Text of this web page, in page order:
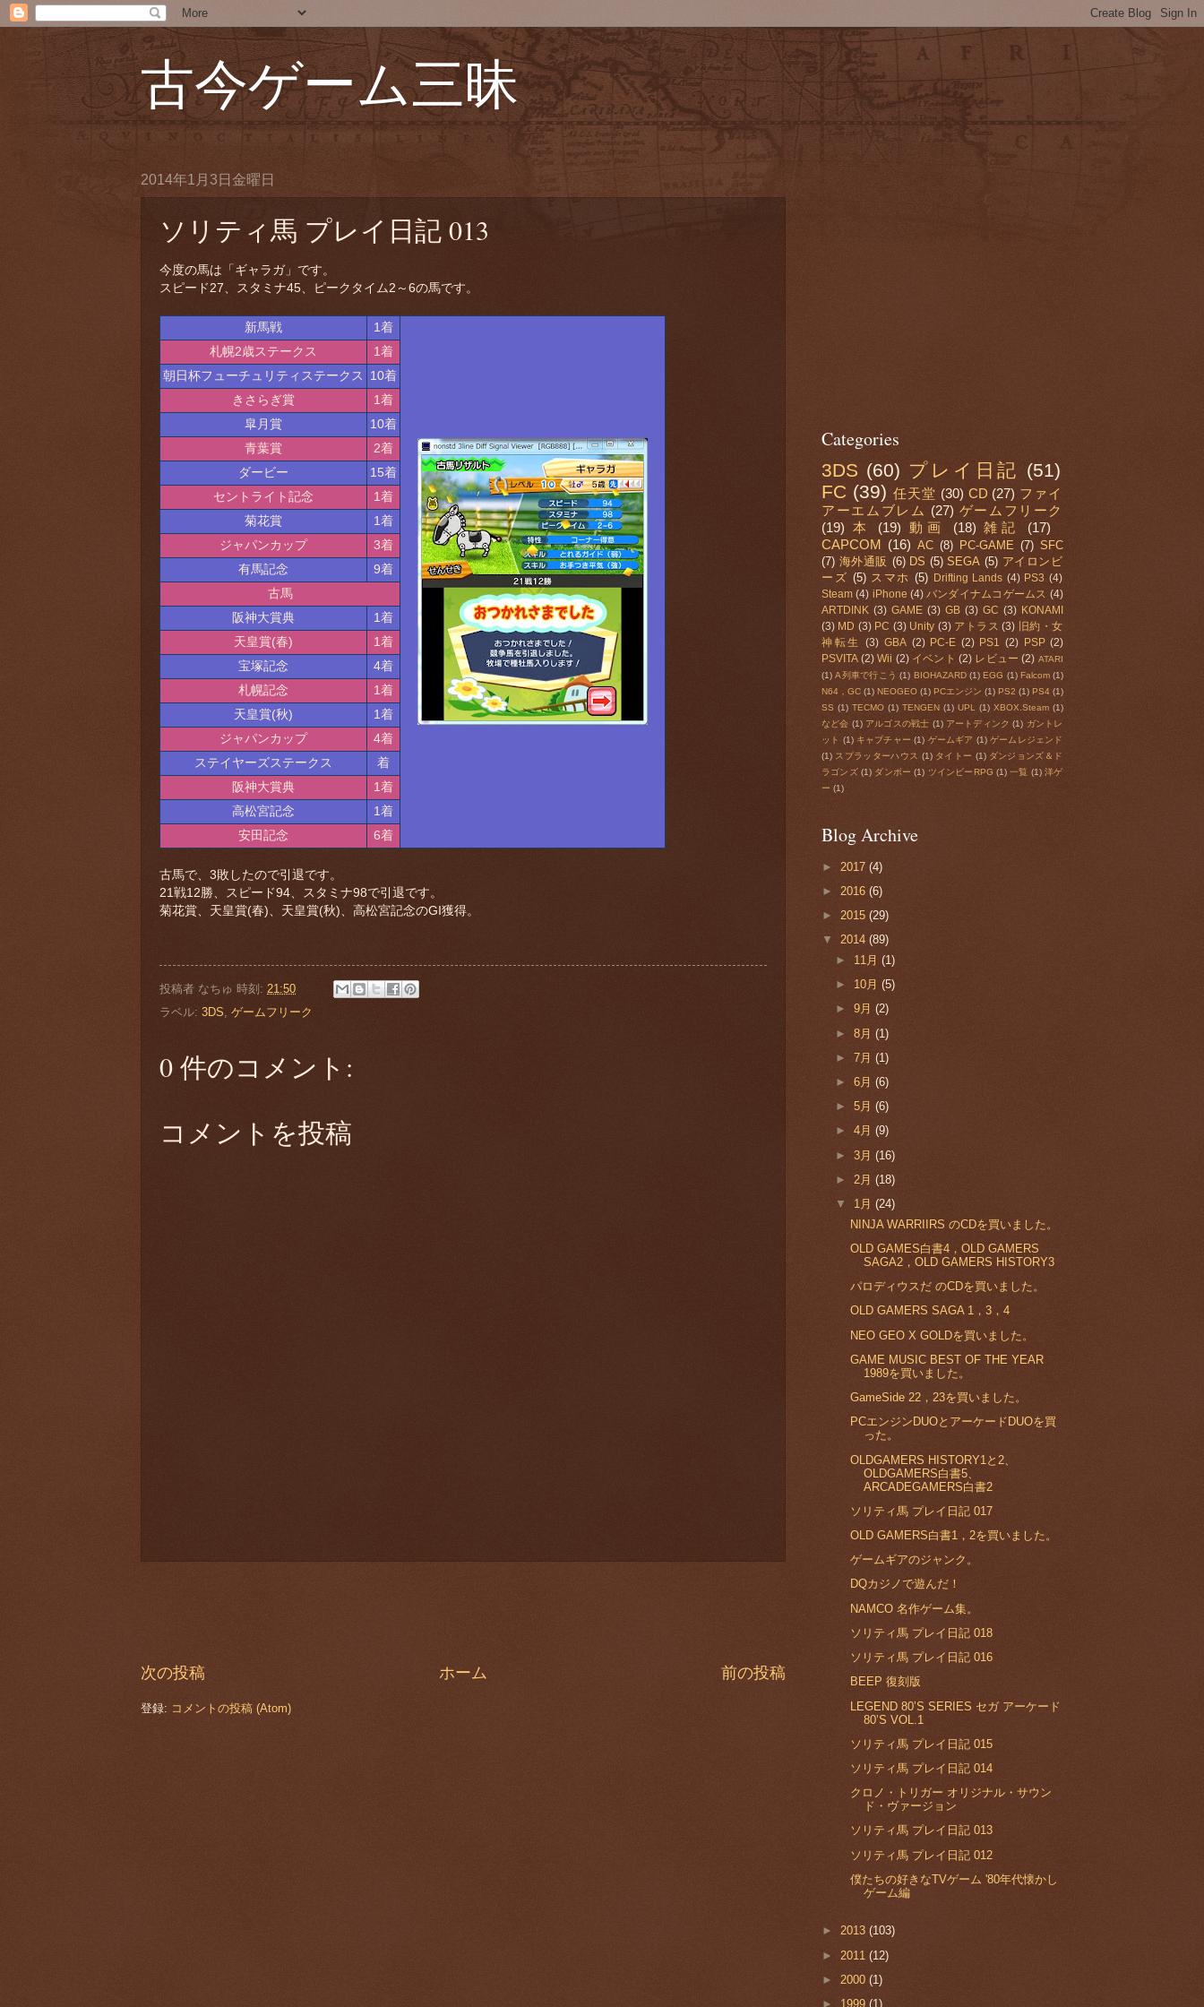
古今ゲーム三昧
2014年1月3日金曜日
ソリティ馬 プレイ日記 013
今度の馬は「ギャラガ」です。
スピード27、スタミナ45、ピークタイム2～6の馬です。
新馬戦
1着
札幌2歳ステークス
1着
朝日杯フューチュリティステークス
10着
きさらぎ賞
1着
皐月賞
10着
青葉賞
2着
ダービー
15着
セントライト記念
1着
菊花賞
1着
ジャパンカップ
3着
有馬記念
9着
古馬
阪神大賞典
1着
天皇賞(春)
1着
宝塚記念
4着
札幌記念
1着
天皇賞(秋)
1着
ジャパンカップ
4着
ステイヤーズステークス
着
阪神大賞典
1着
高松宮記念
1着
安田記念
6着
古馬で、3敗したので引退です。
21戦12勝、スピード94、スタミナ98で引退です。
菊花賞、天皇賞(春)、天皇賞(秋)、高松宮記念のGI獲得。
投稿者 なちゅ 時刻: 21:50
ラベル: 3DS, ゲームフリーク
0 件のコメント:
コメントを投稿
次の投稿 前の投稿
ホーム
登録: コメントの投稿 (Atom)
Categories
3DS (60) プレイ日記 (51)
FC (39) 任天堂 (30) CD (27) ファイ
アーエムブレム (27) ゲームフリーク
(19) 本 (19) 動画 (18) 雑記
(17)
CAPCOM (16) AC (8) PC-GAME (7) SFC
(7) 海外通販 (6) DS (5) SEGA (5) アイロンビ
ーズ (5) スマホ (5) Drifting Lands (4) PS3 (4)
Steam (4) iPhone (4) バンダイナムコゲームス (4)
ARTDINK (3) GAME (3) GB (3) GC (3) KONAMI
(3) MD (3) PC (3) Unity (3) アトラス (3)
旧約・女
神転生
(3) GBA (2) PC-E (2) PS1 (2) PSP (2)
PSVITA (2) Wii (2) イベント (2) レビュー (2) ATARI
(1) A列車で行こう (1) BIOHAZARD (1) EGG (1) Falcom (1)
N64，GC (1) NEOGEO (1) PCエンジン (1) PS2 (1) PS4 (1)
SS (1) TECMO (1) TENGEN (1) UPL (1) XBOX.Steam (1)
など会 (1) アルゴスの戦士 (1) アートディンク (1) ガントレ
ット (1) キャプチャー (1) ゲームギア (1) ゲームレジェンド
(1) スプラッターハウス (1) タイトー (1) ダンジョンズ＆ド
ラゴンズ (1) ダンボー (1) ツインビーRPG (1) 一覧 (1) 洋ゲ
ー (1)
Blog Archive
► 2017 (4)
► 2016 (6)
► 2015 (29)
▼ 2014 (89)
► 11月(1)
► 10月(5)
►9月(2)
►8月(1)
►7月(1)
►6月(6)
►5月(6)
►4月(9)
►3月(16)
► 2月(18)
▼ 1月(24)
NINJA WARRIIRS のCDを買いました。
OLD GAMES白書4，OLD GAMERS
SAGA2，OLD GAMERS HISTORY3
パロディウスだ のCDを買いました。
OLD GAMERS SAGA 1，3，4
NEO GEO X GOLDを買いました。
GAME MUSIC BEST OF THE YEAR
1989を買いました。
GameSide 22，23を買いました。
PCエンジンDUOとアーケードDUOを買
った。
OLDGAMERS HISTORY1と2、
OLDGAMERS白書5、
ARCADEGAMERS白書2
ソリティ馬 プレイ日記 017
OLD GAMERS白書1，2を買いました。
ゲームギアのジャンク。
DQカジノで遊んだ！
NAMCO 名作ゲーム集。
ソリティ馬 プレイ日記 018
ソリティ馬 プレイ日記 016
BEEP 復刻版
LEGEND 80’S SERIES セガ アーケード
80’S VOL.1
ソリティ馬 プレイ日記 015
ソリティ馬 プレイ日記 014
クロノ・トリガー オリジナル・サウン
ド・ヴァージョン
ソリティ馬 プレイ日記 013
ソリティ馬 プレイ日記 012
僕たちの好きなTVゲーム '80年代懐かし
ゲーム編
► 2013 (103)
► 2011 (12)
► 2000 (1)
► 1999 (1)